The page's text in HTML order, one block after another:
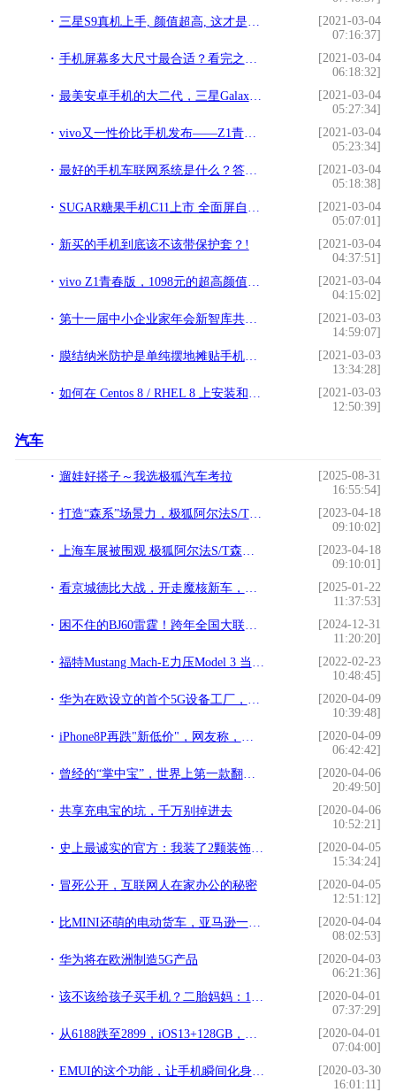
三星S9真机上手, 颜值超高, 这才是真正的全面屏手机!!
[2021-03-04
07:16:37]
手机屏幕多大尺寸最合适？看完之后就明白!
[2021-03-04
06:18:32]
最美安卓手机的大二代，三星Galaxy S9+开箱及编辑谈上手体验!
[2021-03-04
05:27:34]
vivo又一性价比手机发布——Z1青春版，1098元，有双摄有人脸识别!
[2021-03-04
05:23:34]
最好的手机车联网系统是什么？答案居然不是苹果!
[2021-03-04
05:18:38]
SUGAR糖果手机C11上市 全面屏自拍神器!
[2021-03-04
05:07:01]
新买的手机到底该不该带保护套？!
[2021-03-04
04:37:51]
vivo Z1青春版，1098元的超高颜值超高性价比手机!
[2021-03-04
04:15:02]
第十一届中小企业家年会新智库共推经济转型!
[2021-03-03
14:59:07]
膜结纳米防护是单纯摆地摊贴手机膜的吗!
[2021-03-03
13:34:28]
如何在 Centos 8 / RHEL 8 上安装和配置 VNC 服务器!
[2021-03-03
12:50:39]
汽车
遛娃好搭子～我选极狐汽车考拉
[2025-08-31
16:55:54]
打造“森系”场景力，极狐阿尔法S/T森林版首发亮相
[2023-04-18
09:10:02]
上海车展被围观 极狐阿尔法S/T森林版带你一起“森”呼吸
[2023-04-18
09:10:01]
看京城德比大战，开走魔核新车，北京汽车品牌之夜粉丝赢麻了！
[2025-01-22
11:37:53]
困不住的BJ60雷霆！跨年全国大联考，魔核电驱“猛”闯年关！
[2024-12-31
11:20:20]
福特Mustang Mach-E力压Model 3 当选最佳电动车
[2022-02-23
10:48:45]
华为在欧设立的首个5G设备工厂，年产值将达10亿欧元
[2020-04-09
10:39:48]
iPhone8P再跌"新低价"，网友称，太晚了，早干嘛去了
[2020-04-09
06:42:42]
曾经的“掌中宝”，世界上第一款翻盖折叠设计手机摩托罗拉328C
[2020-04-06
20:49:50]
共享充电宝的坑，千万别掉进去
[2020-04-06
10:52:21]
史上最诚实的官方：我装了2颗装饰摄像头
[2020-04-05
15:34:24]
冒死公开，互联网人在家办公的秘密
[2020-04-05
12:51:12]
比MINI还萌的电动货车，亚马逊一次下订10万辆，不找特斯拉
[2020-04-04
08:02:53]
华为将在欧洲制造5G产品
[2020-04-03
06:21:36]
该不该给孩子买手机？二胎妈妈：13岁给他买手机，我很后悔
[2020-04-01
07:37:29]
从6188跌至2899，iOS13+128GB，果粉：真不该买那么早
[2020-04-01
07:04:00]
EMUI的这个功能，让手机瞬间化身门禁卡
[2020-03-30
16:01:11]